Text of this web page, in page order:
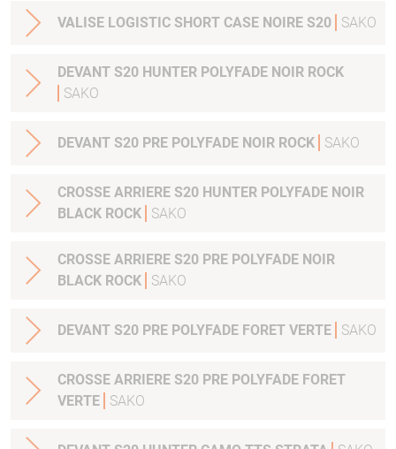
VALISE LOGISTIC SHORT CASE NOIRE S20 SAKO
DEVANT S20 HUNTER POLYFADE NOIR ROCK
SAKO
DEVANT S20 PRE POLYFADE NOIR ROCK SAKO
CROSSE ARRIERE S20 HUNTER POLYFADE NOIR
BLACK ROCK
SAKO
CROSSE ARRIERE S20 PRE POLYFADE NOIR
BLACK ROCK
SAKO
DEVANT S20 PRE POLYFADE FORET VERTE SAKO
CROSSE ARRIERE S20 PRE POLYFADE FORET
VERTE
SAKO